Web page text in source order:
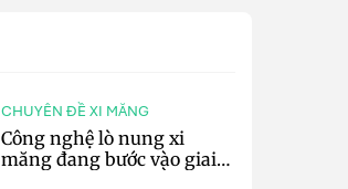
CHUYÊN ĐỀ XI MĂNG
Công nghệ lò nung xi
măng đang bước vào giai